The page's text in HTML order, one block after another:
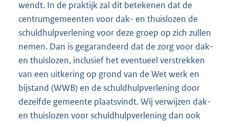
wendt. In de praktijk zal dit betekenen dat de
centrumgemeenten voor dak- en thuislozen de
schuldhulpverlening voor deze groep op zich zullen
nemen. Dan is gegarandeerd dat de zorg voor dak-
en thuislozen, inclusief het eventueel verstrekken
van een uitkering op grond van de Wet werk en
bijstand (WWB) en de schuldhulpverlening door
dezelfde gemeente plaatsvindt. Wij verwijzen dak-
en thuislozen voor schuldhulpverlening dan ook